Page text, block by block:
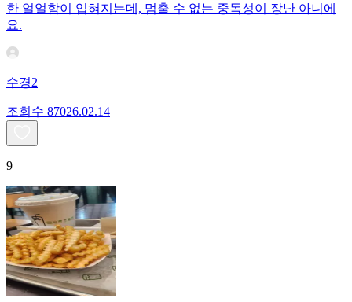
한 얼얼함이 입혀지는데, 멈출 수 없는 중독성이 장난 아니에
요.
수경2
조회수 87026.02.14
9